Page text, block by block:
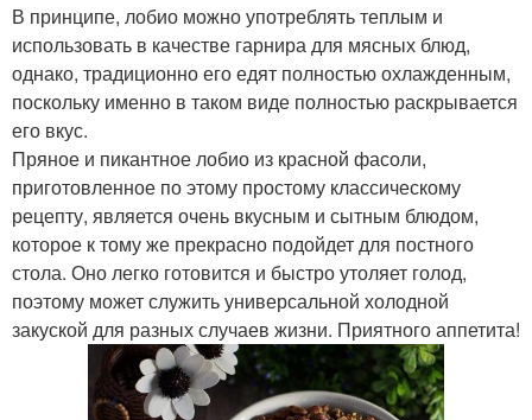
В принципе, лобио можно употреблять теплым и
использовать в качестве гарнира для мясных блюд,
однако, традиционно его едят полностью охлажденным,
поскольку именно в таком виде полностью раскрывается
его вкус.
Пряное и пикантное лобио из красной фасоли,
приготовленное по этому простому классическому
рецепту, является очень вкусным и сытным блюдом,
которое к тому же прекрасно подойдет для постного
стола. Оно легко готовится и быстро утоляет голод,
поэтому может служить универсальной холодной
закуской для разных случаев жизни. Приятного аппетита!